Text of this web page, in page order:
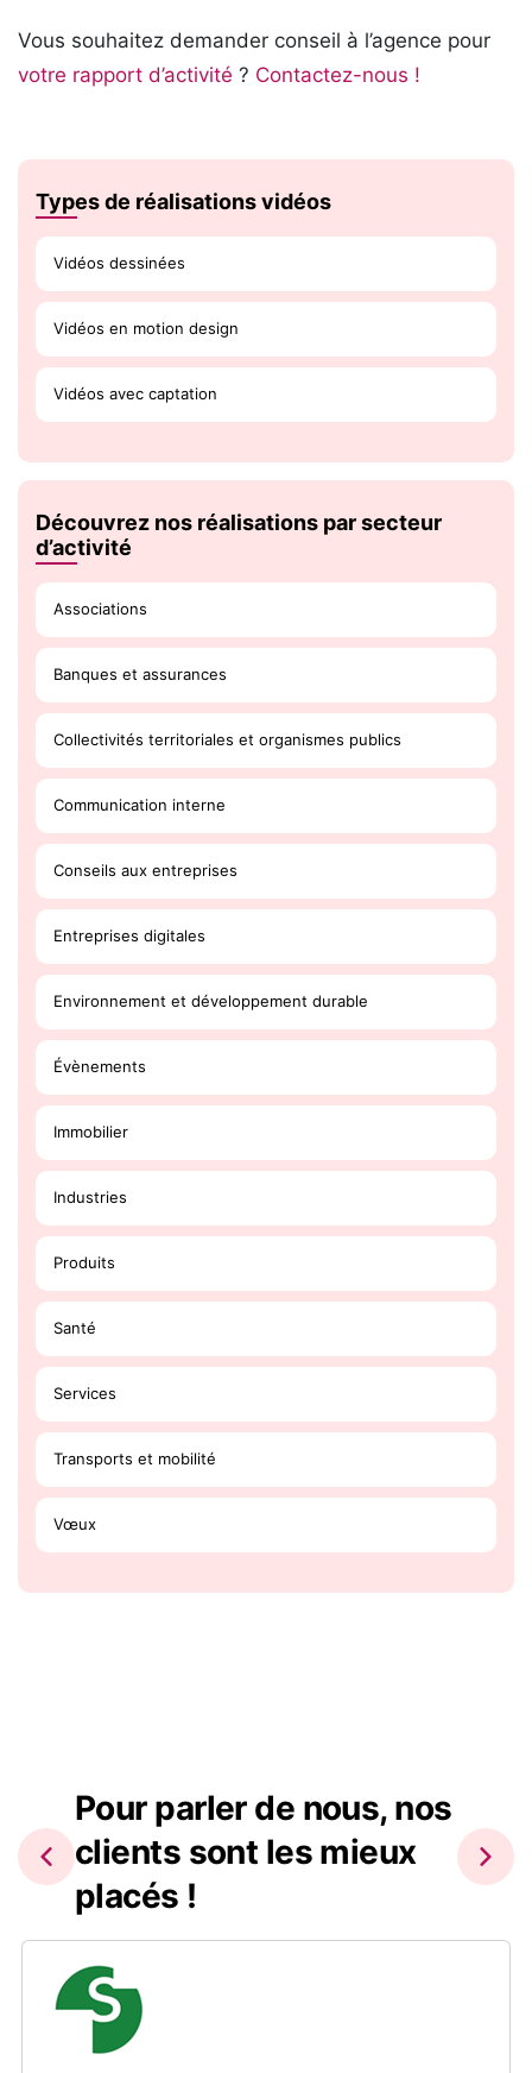
Vous souhaitez demander conseil à l’agence pour
votre rapport d’activité ? Contactez-nous !
Types de réalisations vidéos
Vidéos dessinées
Vidéos en motion design
Vidéos avec captation
Découvrez nos réalisations par secteur
d’activité
Associations
Banques et assurances
Collectivités territoriales et organismes publics
Communication interne
Conseils aux entreprises
Entreprises digitales
Environnement et développement durable
Évènements
Immobilier
Industries
Produits
Santé
Services
Transports et mobilité
Vœux
Pour parler de nous, nos
clients sont les mieux
placés !